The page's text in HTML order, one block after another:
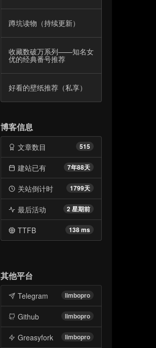
蹲坑读物（持续更新）
收藏数破万系列——知名女
优的经典番号推荐
好看的壁纸推荐（私享）
博客信息
515
文章数目
7年88天
建站已有
1799天
关站倒计时
2 星期前
最后活动
138 ms
TTFB
其他平台
limbopro
Telegram
limbopro
Github
limbopro
Greasyfork